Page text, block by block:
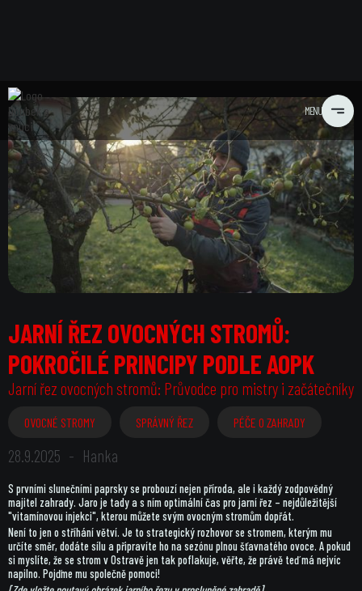
MENU
JARNÍ ŘEZ OVOCNÝCH STROMŮ:
POKROČILÉ PRINCIPY PODLE AOPK
Jarní řez ovocných stromů: Průvodce pro mistry i začátečníky
OVOCNÉ STROMY SPRÁVNÝ ŘEZ PÉČE O ZAHRADY
28.9.2025 - Hanka
S prvními slunečními paprsky se probouzí nejen příroda, ale i každý zodpovědný
majitel zahrady. Jaro je tady a s ním optimální čas pro jarní řez – nejdůležitější
"vitamínovou injekci", kterou můžete svým ovocným stromům dopřát.
Není to jen o stříhání větví. Je to strategický rozhovor se stromem, kterým mu
určíte směr, dodáte sílu a připravíte ho na sezónu plnou šťavnatého ovoce. A pokud
si myslíte, že se strom v Ostravě jen tak poflakuje, věřte, že právě teď má nejvíc
napilno. Pojďme mu společně pomoci!